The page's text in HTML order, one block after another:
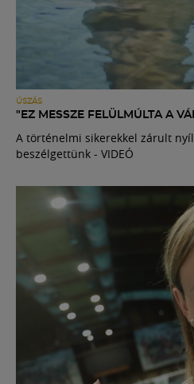
ÚSZÁS
"EZ MESSZE FELÜLMÚLTA A
A történelmi sikerekkel zárult
beszélgettünk - VIDEÓ